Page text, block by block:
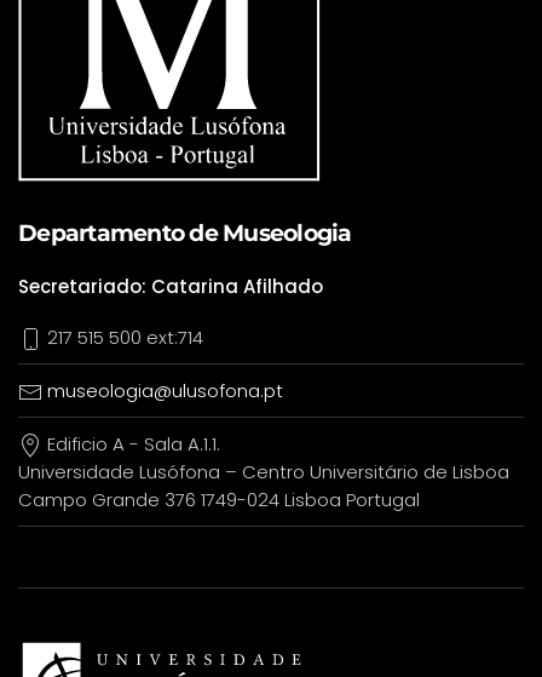
Departamento de Museologia
Secretariado: Catarina Afilhado
217 515 500 ext:714
museologia@ulusofona.pt
Edificio A - Sala A.1.1.
Universidade Lusófona – Centro Universitário de Lisboa
Campo Grande 376 1749-024 Lisboa Portugal